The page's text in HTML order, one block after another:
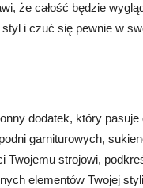
że całość będzie
i czuć się pewnie w
dodatek, który
garniturowych,
Twojemu strojowi,
elementów Twojej